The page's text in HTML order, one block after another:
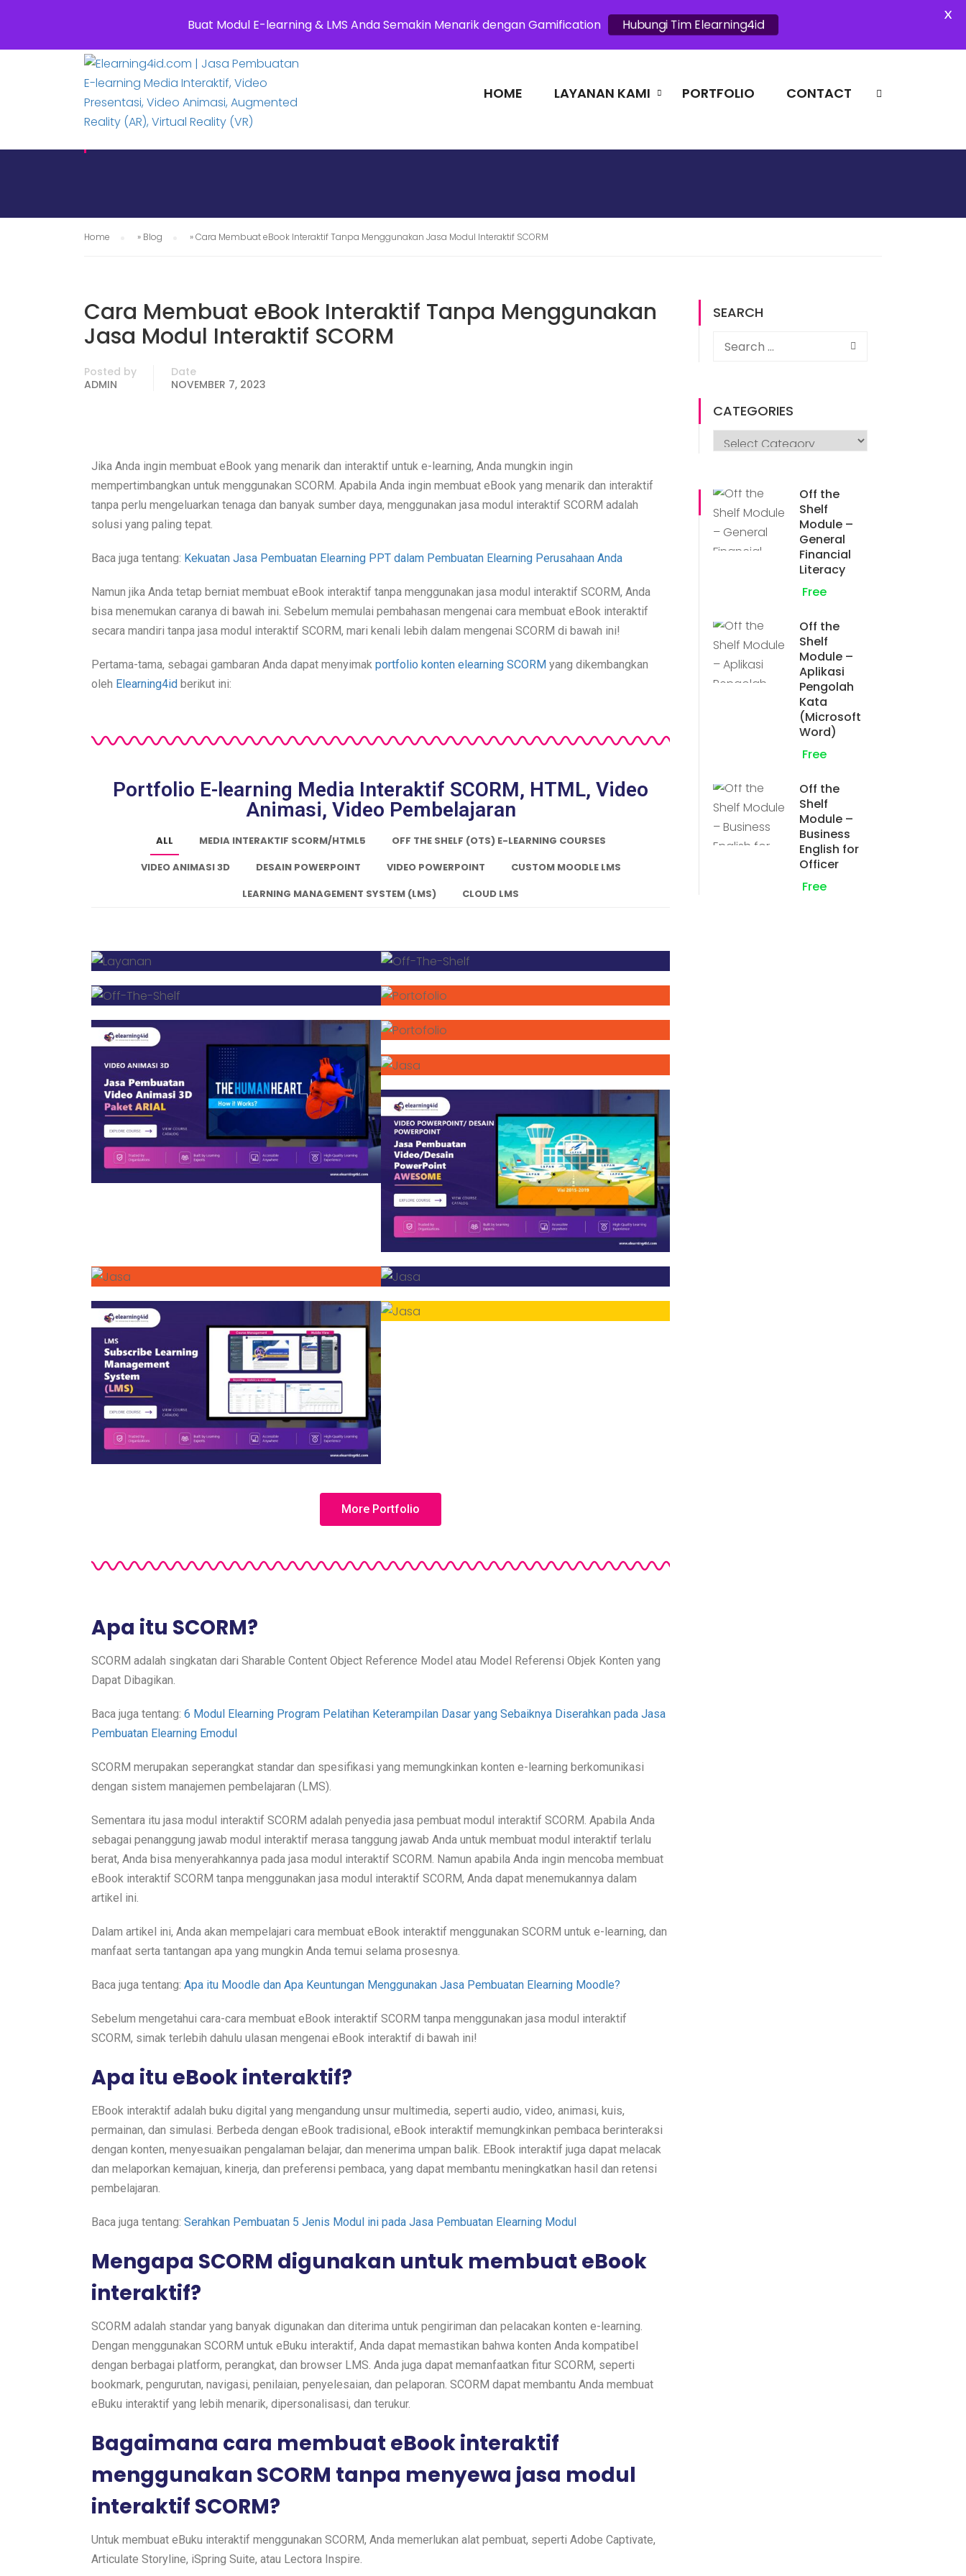
info@elearning4id.com
HOME LAYANAN KAMI PORTFOLIO CONTACT
APLIKASI E-LEARNING
Home » Blog »Cara Membuat eBook Interaktif Tanpa Menggunakan Jasa Modul Interaktif SCORM
Cara Membuat eBook Interaktif Tanpa Menggunakan
Jasa Modul Interaktif SCORM
Posted by
ADMIN
Date
NOVEMBER 7, 2023
Jika Anda ingin membuat eBook yang menarik dan interaktif untuk e-learning, Anda mungkin ingin
mempertimbangkan untuk menggunakan SCORM. Apabila Anda ingin membuat eBook yang menarik dan interaktif
tanpa perlu mengeluarkan tenaga dan banyak sumber daya, menggunakan jasa modul interaktif SCORM adalah
solusi yang paling tepat.
Baca juga tentang: Kekuatan Jasa Pembuatan Elearning PPT dalam Pembuatan Elearning Perusahaan Anda
Namun jika Anda tetap berniat membuat eBook interaktif tanpa menggunakan jasa modul interaktif SCORM, Anda
bisa menemukan caranya di bawah ini. Sebelum memulai pembahasan mengenai cara membuat eBook interaktif
secara mandiri tanpa jasa modul interaktif SCORM, mari kenali lebih dalam mengenai SCORM di bawah ini!
Pertama-tama, sebagai gambaran Anda dapat menyimak portfolio konten elearning SCORM yang dikembangkan
oleh Elearning4id berikut ini:
Portfolio E-learning Media Interaktif SCORM, HTML, Video
Animasi, Video Pembelajaran
ALL MEDIA INTERAKTIF SCORM/HTML5
OFF THE SHELF (OTS) E-LEARNING COURSES
VIDEO ANIMASI 3D
DESAIN POWERPOINT VIDEO POWERPOINT
CUSTOM MOODLE LMS
LEARNING MANAGEMENT SYSTEM (LMS)
CLOUD LMS
More Portfolio
Apa itu SCORM?
SCORM adalah singkatan dari Sharable Content Object Reference Model atau Model Referensi Objek Konten yang
Dapat Dibagikan.
Baca juga tentang: 6 Modul Elearning Program Pelatihan Keterampilan Dasar yang Sebaiknya Diserahkan pada Jasa
Pembuatan Elearning Emodul
SCORM merupakan seperangkat standar dan spesifikasi yang memungkinkan konten e-learning berkomunikasi
dengan sistem manajemen pembelajaran (LMS).
Sementara itu jasa modul interaktif SCORM adalah penyedia jasa pembuat modul interaktif SCORM. Apabila Anda
sebagai penanggung jawab modul interaktif merasa tanggung jawab Anda untuk membuat modul interaktif terlalu
berat, Anda bisa menyerahkannya pada jasa modul interaktif SCORM. Namun apabila Anda ingin mencoba membuat
eBook interaktif SCORM tanpa menggunakan jasa modul interaktif SCORM, Anda dapat menemukannya dalam
artikel ini.
Dalam artikel ini, Anda akan mempelajari cara membuat eBook interaktif menggunakan SCORM untuk e-learning, dan
manfaat serta tantangan apa yang mungkin Anda temui selama prosesnya.
Baca juga tentang: Apa itu Moodle dan Apa Keuntungan Menggunakan Jasa Pembuatan Elearning Moodle?
Sebelum mengetahui cara-cara membuat eBook interaktif SCORM tanpa menggunakan jasa modul interaktif
SCORM, simak terlebih dahulu ulasan mengenai eBook interaktif di bawah ini!
Apa itu eBook interaktif?
EBook interaktif adalah buku digital yang mengandung unsur multimedia, seperti audio, video, animasi, kuis,
permainan, dan simulasi. Berbeda dengan eBook tradisional, eBook interaktif memungkinkan pembaca berinteraksi
dengan konten, menyesuaikan pengalaman belajar, dan menerima umpan balik. EBook interaktif juga dapat melacak
dan melaporkan kemajuan, kinerja, dan preferensi pembaca, yang dapat membantu meningkatkan hasil dan retensi
pembelajaran.
Baca juga tentang: Serahkan Pembuatan 5 Jenis Modul ini pada Jasa Pembuatan Elearning Modul
Mengapa SCORM digunakan untuk membuat eBook
interaktif?
SCORM adalah standar yang banyak digunakan dan diterima untuk pengiriman dan pelacakan konten e-learning.
Dengan menggunakan SCORM untuk eBuku interaktif, Anda dapat memastikan bahwa konten Anda kompatibel
dengan berbagai platform, perangkat, dan browser LMS. Anda juga dapat memanfaatkan fitur SCORM, seperti
bookmark, pengurutan, navigasi, penilaian, penyelesaian, dan pelaporan. SCORM dapat membantu Anda membuat
eBuku interaktif yang lebih menarik, dipersonalisasi, dan terukur.
Bagaimana cara membuat eBook interaktif
menggunakan SCORM tanpa menyewa jasa modul
interaktif SCORM?
Untuk membuat eBuku interaktif menggunakan SCORM, Anda memerlukan alat pembuat, seperti Adobe Captivate,
Articulate Storyline, iSpring Suite, atau Lectora Inspire.
SEARCH
CATEGORIES
Off the
Shelf
Module –
General
Financial
Literacy
Free
Off the
Shelf
Module –
Aplikasi
Pengolah
Kata
(Microsoft
Word)
Free
Off the
Shelf
Module –
Business
English for
Officer
Free
Buat Modul E-learning & LMS Anda Semakin Menarik dengan Gamification Hubungi Tim Elearning4id
X